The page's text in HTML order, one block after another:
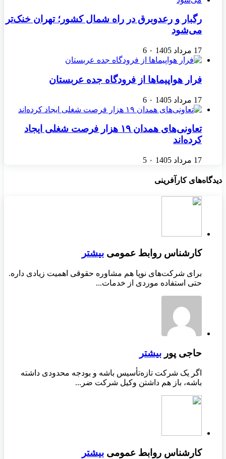
رگبار و رعدوبرق در راه شمال کشور؛ تهران خنک‌تر
می‌شود
17 مرداد 1405 ۰ 6
فرار هواپیماها از فرودگاه جده عربستان
17 مرداد 1405 ۰ 6
تعاونی‌های همدان ۱۹ هزار فرصت شغلی ایجاد
کرده‌اند
17 مرداد 1405 ۰ 5
دیدگاه‌های کارآفرینی
کارشناس روابط عمومی بیشتر
برای شرکت‌های نوپا هم مشاوره حقوقی اهمیت زیادی داره.
حتی استفاده موردی از خدمات...
حاجی پور بیشتر
اگر یک شرکت تازه‌تأسیس باشه و بودجه محدودی داشته
باشه، باز هم داشتن وکیل شرکت ضر...
کارشناس روابط عمومی بیشتر